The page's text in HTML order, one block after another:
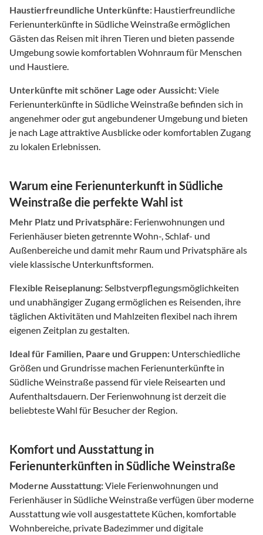
Haustierfreundliche Unterkünfte: Haustierfreundliche
Ferienunterkünfte in Südliche Weinstraße ermöglichen
Gästen das Reisen mit ihren Tieren und bieten passende
Umgebung sowie komfortablen Wohnraum für Menschen
und Haustiere.
Unterkünfte mit schöner Lage oder Aussicht:Viele
Ferienunterkünfte in Südliche Weinstraße befinden sich in
angenehmer oder gut angebundener Umgebung und bieten
je nach Lage attraktive Ausblicke oder komfortablen Zugang
zu lokalen Erlebnissen.
Warum eine Ferienunterkunft in Südliche
Weinstraße die perfekte Wahl ist
Mehr Platz und Privatsphäre: Ferienwohnungen und
Ferienhäuser bieten getrennte Wohn-, Schlaf- und
Außenbereiche und damit mehr Raum und Privatsphäre als
viele klassische Unterkunftsformen.
Flexible Reiseplanung:Selbstverpflegungsmöglichkeiten
und unabhängiger Zugang ermöglichen es Reisenden, ihre
täglichen Aktivitäten und Mahlzeiten flexibel nach ihrem
eigenen Zeitplan zu gestalten.
Ideal für Familien, Paare und Gruppen: Unterschiedliche
Größen und Grundrisse machen Ferienunterkünfte in
Südliche Weinstraße passend für viele Reisearten und
Aufenthaltsdauern. Der Ferienwohnung ist derzeit die
beliebteste Wahl für Besucher der Region.
Komfort und Ausstattung in
Ferienunterkünften in Südliche Weinstraße
Moderne Ausstattung:Viele Ferienwohnungen und
Ferienhäuser in Südliche Weinstraße verfügen über moderne
Ausstattung wie voll ausgestattete Küchen, komfortable
Wohnbereiche, private Badezimmer und digitale